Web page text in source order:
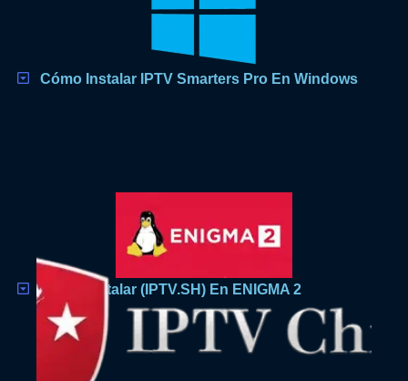
Cómo Instalar IPTV Smarters Pro En Windows
Cómo Instalar (IPTV.SH) En ENIGMA 2